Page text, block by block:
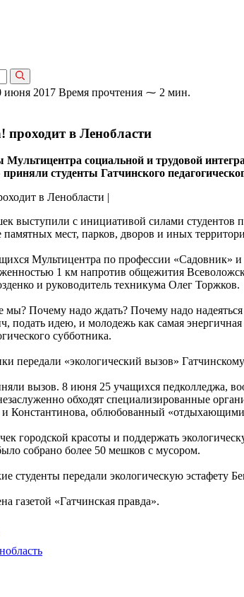
июня 2017 Время прочтения ⁓ 2 мин.
в Ленобласти
Мультицентра социальной и трудовой
студенты Гатчинского
выступили с инициативой силами студентов
памятных мест, парков, дворов и иных
Мультицентра по профессии «Садовник»
1 км напротив общежития
и руководитель техникума Олег Торжков.
Почему надо ждать? Почему надо
подать идею, и молодежь как самая
субботника.
передали «экологический вызов»
вызов. 8 июня 25 учащихся педколледжа,
обходят специализированные
Константинова, облюбованный
городской красоты и поддержать
собрано более 50 мешков с мусором.
студенты передали экологическую эстафету
газетой «Гатчинская правда».